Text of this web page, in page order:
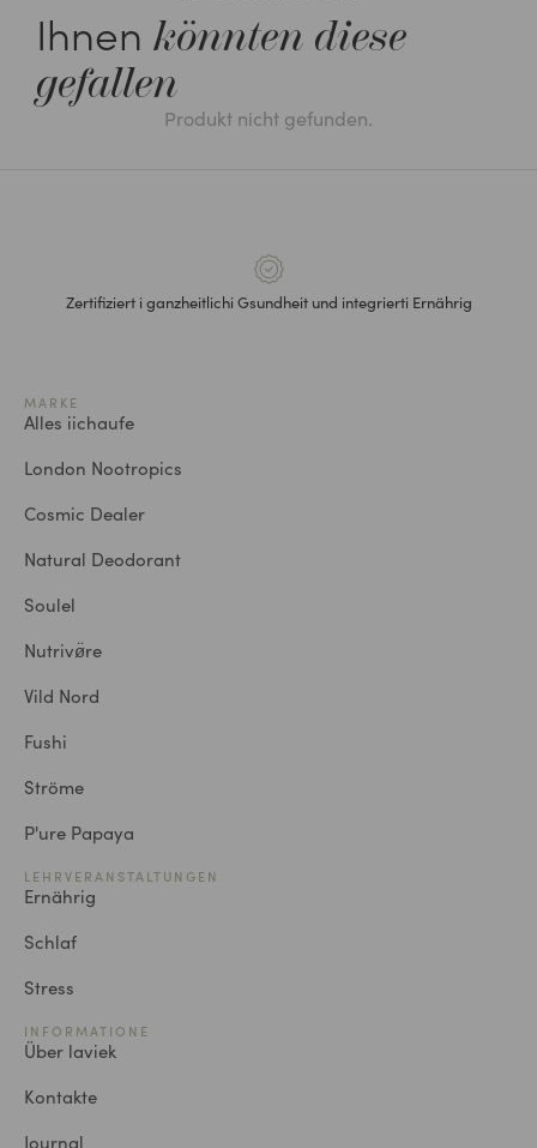
Ihnen könnten diese
gefallen
Produkt nicht gefunden.
Zertifiziert i ganzheitlichi Gsundheit und integrierti Ernährig
MARKE
Alles iichaufe
London Nootropics
Cosmic Dealer
Natural Deodorant
Soulel
Nutrivø̈re
Vild Nord
Fushi
Ströme
P'ure Papaya
LEHRVERANSTALTUNGEN
Ernährig
Schlaf
Stress
INFORMATIONE
Über laviek
Kontakte
Journal